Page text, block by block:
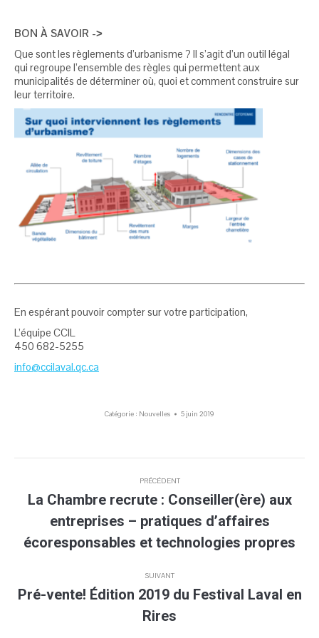
BON À SAVOIR -˃
Que sont les règlements d’urbanisme ? Il s’agit d’un outil légal
qui regroupe l’ensemble des règles qui permettent aux
municipalités de déterminer où, quoi et comment construire sur
leur territoire.
En espérant pouvoir compter sur votre participation,
L’équipe CCIL
450 682-5255
info@ccilaval.qc.ca
Catégorie : Nouvelles 5 juin 2019
article
PRÉCÉDENT
Article
précédent
:
La Chambre recrute : Conseiller(ère) aux
entreprises – pratiques d’affaires
écoresponsables et technologies propres
SUIVANT
suivant
Pré-vente! Édition 2019 du Festival Laval en
Rires